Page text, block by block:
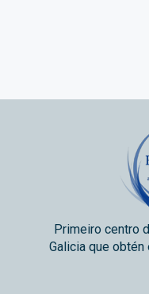
Primeiro centro
Galicia que